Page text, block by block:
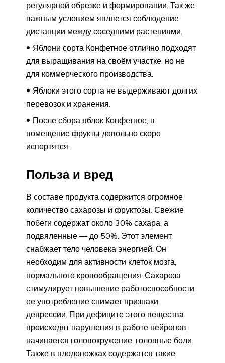
регулярной обрезке и формировании. Так же
важным условием является соблюдение
дистанции между соседними растениями.
Яблони сорта Конфетное отлично подходят
для выращивания на своём участке, но не
для коммерческого производства.
Яблоки этого сорта не выдерживают долгих
перевозок и хранения.
После сбора яблок Конфетное, в
помещение фрукты довольно скоро
испортятся.
Польза и вред
В составе продукта содержится огромное
количество сахарозы и фруктозы. Свежие
побеги содержат около 30% сахара, а
подвяленные — до 50%. Этот элемент
снабжает тело человека энергией. Он
необходим для активности клеток мозга,
нормального кровообращения. Сахароза
стимулирует повышение работоспособности,
ее употребление снимает признаки
депрессии. При дефиците этого вещества
происходят нарушения в работе нейронов,
начинается головокружение, головные боли.
Также в плодоножках содержатся такие